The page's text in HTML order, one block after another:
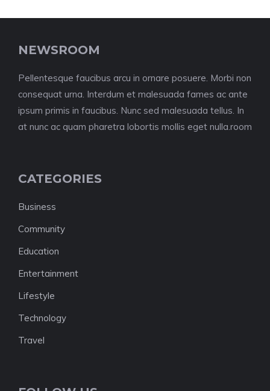
NEWSROOM
Pellentesque faucibus arcu in ornare posuere. Morbi non
consequat urna. Interdum et malesuada fames ac ante
ipsum primis in faucibus. Nunc sed malesuada tellus. In
at nunc ac quam pharetra lobortis mollis eget nulla.room
CATEGORIES
Business
Community
Education
Entertainment
Lifestyle
Technology
Travel